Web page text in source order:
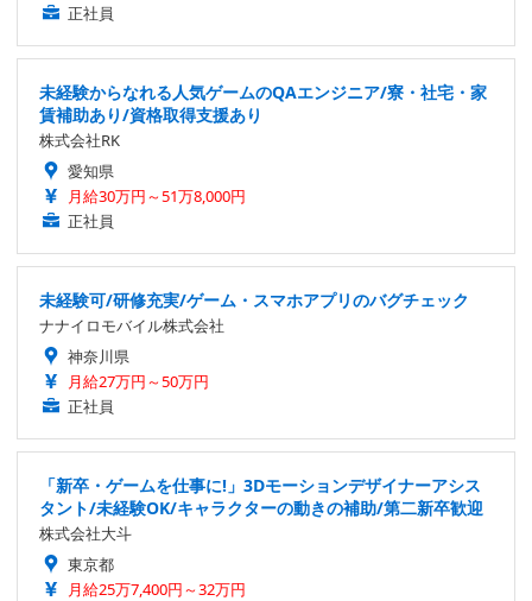
正社員
未経験からなれる人気ゲームのQAエンジニア/寮・社宅・家
賃補助あり/資格取得支援あり
株式会社RK
愛知県
月給30万円～51万8,000円
正社員
未経験可/研修充実/ゲーム・スマホアプリのバグチェック
ナナイロモバイル株式会社
神奈川県
月給27万円～50万円
正社員
「新卒・ゲームを仕事に!」3Dモーションデザイナーアシス
タント/未経験OK/キャラクターの動きの補助/第二新卒歓迎
株式会社大斗
東京都
月給25万7,400円～32万円